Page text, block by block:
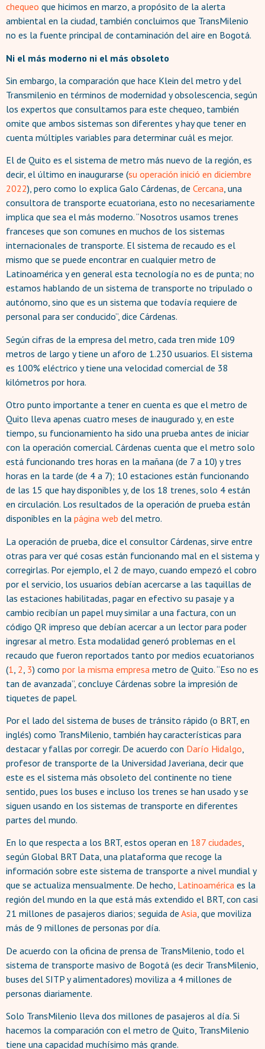
chequeo que hicimos en marzo, a propósito de la alerta
ambiental en la ciudad, también concluimos que TransMilenio
no es la fuente principal de contaminación del aire en Bogotá.
Ni el más moderno ni el más obsoleto
Sin embargo, la comparación que hace Klein del metro y del
Transmilenio en términos de modernidad y obsolescencia, según
los expertos que consultamos para este chequeo, también
omite que ambos sistemas son diferentes y hay que tener en
cuenta múltiples variables para determinar cuál es mejor.
El de Quito es el sistema de metro más nuevo de la región, es
decir, el último en inaugurarse (su operación inició en diciembre
2022), pero como lo explica Galo Cárdenas, de Cercana, una
consultora de transporte ecuatoriana, esto no necesariamente
implica que sea el más moderno. “Nosotros usamos trenes
franceses que son comunes en muchos de los sistemas
internacionales de transporte. El sistema de recaudo es el
mismo que se puede encontrar en cualquier metro de
Latinoamérica y en general esta tecnología no es de punta; no
estamos hablando de un sistema de transporte no tripulado o
autónomo, sino que es un sistema que todavía requiere de
personal para ser conducido”, dice Cárdenas.
Según cifras de la empresa del metro, cada tren mide 109
metros de largo y tiene un aforo de 1.230 usuarios. El sistema
es 100% eléctrico y tiene una velocidad comercial de 38
kilómetros por hora.
Otro punto importante a tener en cuenta es que el metro de
Quito lleva apenas cuatro meses de inaugurado y, en este
tiempo, su funcionamiento ha sido una prueba antes de iniciar
con la operación comercial. Cárdenas cuenta que el metro solo
está funcionando tres horas en la mañana (de 7 a 10) y tres
horas en la tarde (de 4 a 7); 10 estaciones están funcionando
de las 15 que hay disponibles y, de los 18 trenes, solo 4 están
en circulación. Los resultados de la operación de prueba están
disponibles en la página web del metro.
La operación de prueba, dice el consultor Cárdenas, sirve entre
otras para ver qué cosas están funcionando mal en el sistema y
corregirlas. Por ejemplo, el 2 de mayo, cuando empezó el cobro
por el servicio, los usuarios debían acercarse a las taquillas de
las estaciones habilitadas, pagar en efectivo su pasaje y a
cambio recibían un papel muy similar a una factura, con un
código QR impreso que debían acercar a un lector para poder
ingresar al metro. Esta modalidad generó problemas en el
recaudo que fueron reportados tanto por medios ecuatorianos
(1 2 3) como por la misma empresa metro de Quito. “Eso no es
tan de avanzada”, concluye Cárdenas sobre la impresión de
tiquetes de papel.
Por el lado del sistema de buses de tránsito rápido (o BRT, en
inglés) como TransMilenio, también hay características para
destacar y fallas por corregir. De acuerdo con Darío Hidalgo
profesor de transporte de la Universidad Javeriana, decir que
este es el sistema más obsoleto del continente no tiene
sentido, pues los buses e incluso los trenes se han usado y se
siguen usando en los sistemas de transporte en diferentes
partes del mundo.
En lo que respecta a los BRT, estos operan en 187 ciudades,
según Global BRT Data, una plataforma que recoge la
información sobre este sistema de transporte a nivel mundial y
que se actualiza mensualmente. De hecho, Latinoamérica es la
región del mundo en la que está más extendido el BRT, con casi
21 millones de pasajeros diarios; seguida de Asia, que moviliza
más de 9 millones de personas por día.
De acuerdo con la oficina de prensa de TransMilenio, todo el
sistema de transporte masivo de Bogotá (es decir TransMilenio,
buses del SITP y alimentadores) moviliza a 4 millones de
personas diariamente.
Solo TransMilenio lleva dos millones de pasajeros al día. Si
hacemos la comparación con el metro de Quito, TransMilenio
tiene una capacidad muchísimo más grande.